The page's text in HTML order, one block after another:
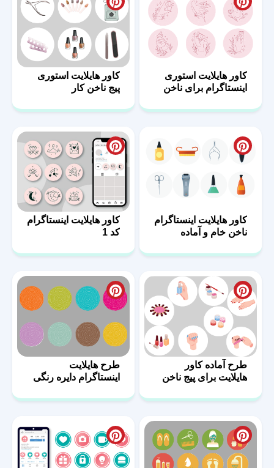
کاور هایلایت استوری
اینستاگرام برای ناخن
کاور هایلایت استوری
پیج ناخن کار
کاور هایلایت اینستاگرام
ناخن خام و آماده
کاور هایلایت اینستاگرام
کد 1
طرح آماده کاور
هایلایت برای پیج ناخن
طرح هایلایت
اینستاگرام دایره رنگی